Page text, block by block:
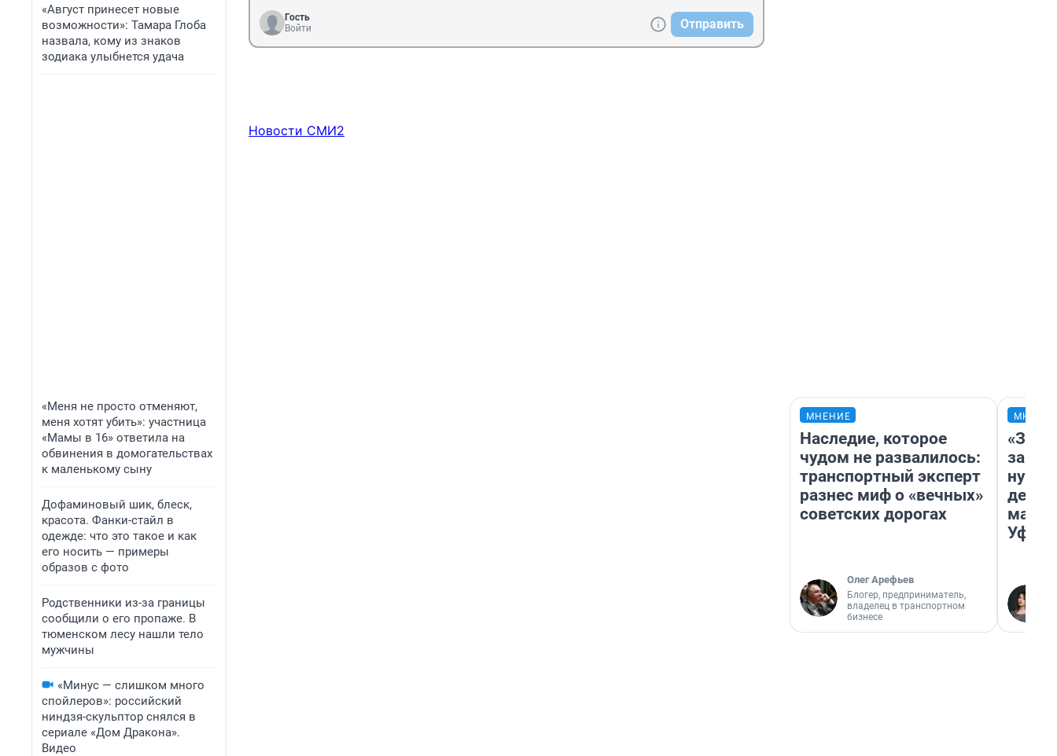
«Август принесет новые
возможности»: Тамара Глоба
назвала, кому из знаков
зодиака улыбнется удача
«Меня не просто отменяют,
меня хотят убить»: участница
«Мамы в 16» ответила на
обвинения в домогательствах
к маленькому сыну
Дофаминовый шик, блеск,
красота. Фанки-стайл в
одежде: что это такое и как
его носить — примеры
образов с фото
Родственники из-за границы
сообщили о его пропаже. В
тюменском лесу нашли тело
мужчины
«Минус — слишком много
спойлеров»: российский
ниндзя-скульптор снялся в
сериале «Дом Дракона».
Видео
Гость
Войти
Отправить
Новости СМИ2
МНЕНИЕ
Наследие, которое
чудом не развалилось:
транспортный эксперт
разнес миф о «вечных»
советских дорогах
Олег Арефьев
Блогер, предприниматель,
владелец в транспортном
бизнесе
дела
Уфа